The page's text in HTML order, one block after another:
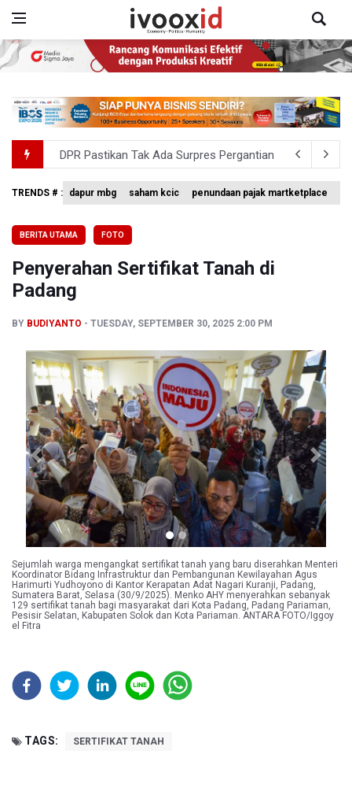
DPR Pastikan Tak Ada Surpres Pergantian Kapolri
Harga Telur dan Daging Ayam Masih Tertekan,
4 Barang Ini Ternyata Beratnya Gak Sampai 300 Gram,
Tak Mampu Bayar Gaji ASN, Ratusan Pemda Dapat
TRENDS # : dapur mbg saham kcic penundaan pajak martketplace
BERITA UTAMA FOTO
Penyerahan Sertifikat Tanah di
Padang
BY BUDIYANTO TUESDAY, SEPTEMBER 30, 2025 2:00 PM
Previous Next
Sejumlah warga mengangkat sertifikat tanah yang baru diserahkan Menteri
Koordinator Bidang Infrastruktur dan Pembangunan Kewilayahan Agus
Harimurti Yudhoyono di Kantor Kerapatan Adat Nagari Kuranji, Padang,
Sumatera Barat, Selasa (30/9/2025). Menko AHY menyerahkan sebanyak
129 sertifikat tanah bagi masyarakat dari Kota Padang, Padang Pariaman,
Pesisir Selatan, Kabupaten Solok dan Kota Pariaman. ANTARA FOTO/Iggoy
el Fitra
TAGS: SERTIFIKAT TANAH